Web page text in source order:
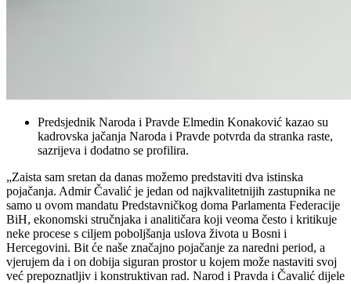
Predsjednik Naroda i Pravde Elmedin Konaković kazao su
kadrovska jačanja Naroda i Pravde potvrda da stranka raste,
sazrijeva i dodatno se profilira.
„Zaista sam sretan da danas možemo predstaviti dva istinska
pojačanja. Admir Čavalić je jedan od najkvalitetnijih zastupnika ne
samo u ovom mandatu Predstavničkog doma Parlamenta Federacije
BiH, ekonomski stručnjaka i analitičara koji veoma često i kritikuje
neke procese s ciljem poboljšanja uslova života u Bosni i
Hercegovini. Bit će naše značajno pojačanje za naredni period, a
vjerujem da i on dobija siguran prostor u kojem može nastaviti svoj
već prepoznatljiv i konstruktivan rad. Narod i Pravda i Čavalić dijele